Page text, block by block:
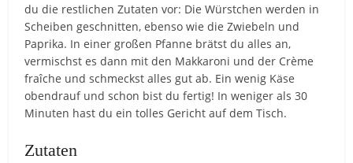
du die restlichen Zutaten vor: Die Würstchen werden in
Scheiben geschnitten, ebenso wie die Zwiebeln und
Paprika. In einer großen Pfanne brätst du alles an,
vermischst es dann mit den Makkaroni und der Crème
fraîche und schmeckst alles gut ab. Ein wenig Käse
obendrauf und schon bist du fertig! In weniger als 30
Minuten hast du ein tolles Gericht auf dem Tisch.
Zutaten